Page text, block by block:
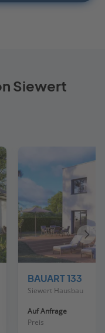
Siewert
BAUART 133
Siewert Hausbau
Auf Anfrage
Preis
Haus